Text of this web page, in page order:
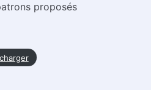
proposés